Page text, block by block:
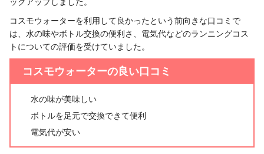
コスモウォーターを利用して良かったという前向きな口コミで
は、水の味やボトル交換の便利さ、電気代などのランニングコス
トについての評価を受けていました。
コスモウォーターの良い口コミ
水の味が美味しい
ボトルを足元で交換できて便利
電気代が安い